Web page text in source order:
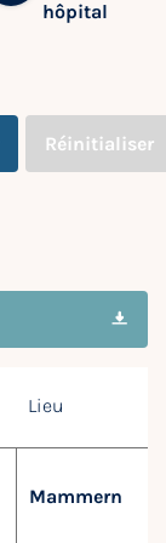
hôpital
Réinitialiser
Lieu
Mammern